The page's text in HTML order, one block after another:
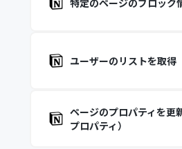
特定のページのブロック
ユーザーのリストを取得
ページのプロパティを更
プロパティ）